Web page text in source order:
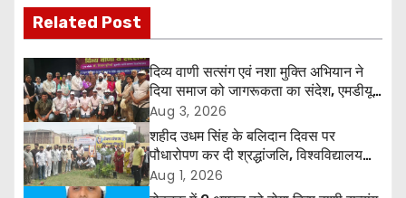
t
n
a
v
i
Related Post
दिव्य वाणी सत्संग एवं नशा मुक्ति अभियान ने
दिया समाज को जागरूकता का संदेश, एमडीयू
रोहतक में हजारों लोगों ने लिया संकल्प
Aug 3, 2026
शहीद उधम सिंह के बलिदान दिवस पर
पौधारोपण कर दी श्रद्धांजलि, विश्वविद्यालय
और राजपत्रित अवकाश बहाल करने की उठी
मांग
Aug 1, 2026